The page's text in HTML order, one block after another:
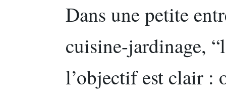
Dans une petite
cuisine-jardinage,
l’objectif est clair :